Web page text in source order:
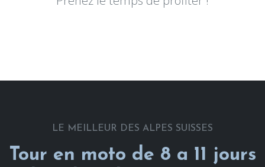
LE MEILLEUR DES ALPES SUISSES
Tour en moto de 8 a 11 jours